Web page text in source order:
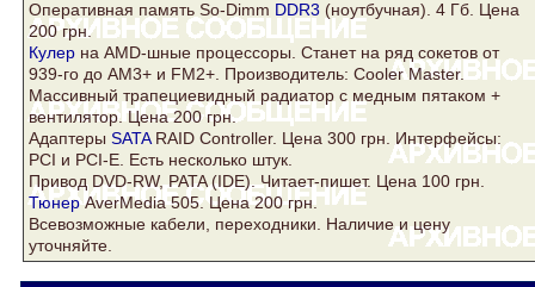
Оперативная память So-Dimm DDR3 (ноутбучная). 4 Гб. Цена
200 грн.
Кулер на AMD-шные процессоры. Станет на ряд сокетов от
939-го до AM3+ и FM2+. Производитель: Cooler Master.
Массивный трапециевидный радиатор с медным пятаком +
вентилятор. Цена 200 грн.
Адаптеры SATARAID Controller. Цена 300 грн. Интерфейсы:
PCI и PCI-E. Есть несколько штук.
Привод DVD-RW, PATA (IDE). Читает-пишет. Цена 100 грн.
ТюнерAverMedia 505. Цена 200 грн.
Всевозможные кабели, переходники. Наличие и цену
уточняйте.